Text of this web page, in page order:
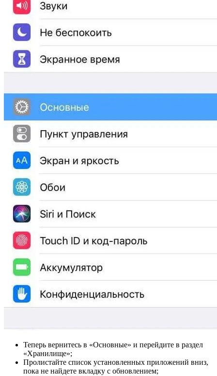
Теперь вернитесь в «Основные» и перейдите в раздел
«Хранилище»;
Пролистайте список установленных приложений вниз,
пока не найдете вкладку с обновлением;